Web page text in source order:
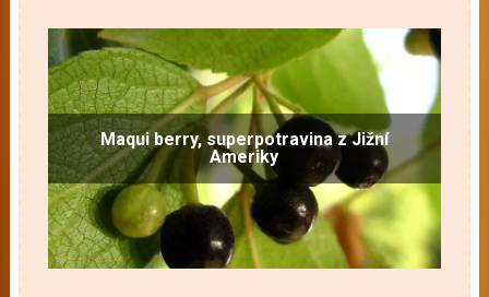
Maqui berry, superpotravina z Jižní
Ameriky